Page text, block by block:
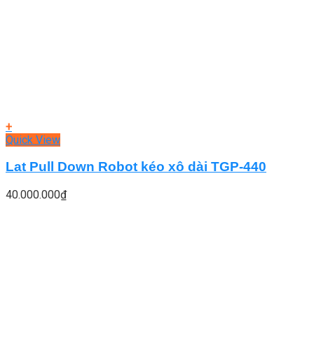
+
Quick View
Lat Pull Down Robot kéo xô dài TGP-440
40.000.000₫